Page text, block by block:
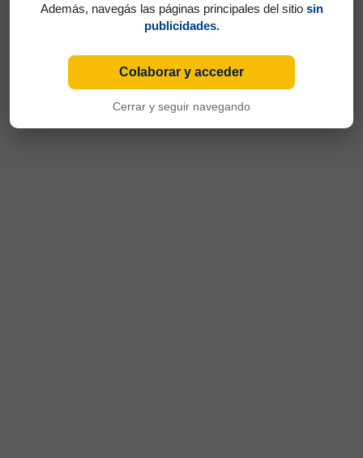
Además, navegás las páginas principales del sitio sin
publicidades.
Colaborar y acceder
Cerrar y seguir navegando